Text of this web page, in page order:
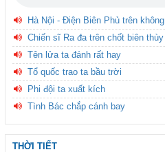
Hà Nội - Điện Biên Phủ trên không
Chiến sĩ Ra đa trên chốt biên thùy
Tên lửa ta đánh rất hay
Tổ quốc trao ta bầu trời
Phi đội ta xuất kích
Tình Bác chắp cánh bay
THỜI TIẾT